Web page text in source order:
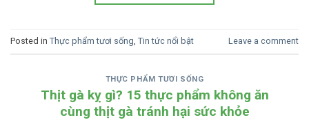
Posted in Thực phẩm tươi sống, Tin tức nổi bật Leave a comment
THỰC PHẨM TƯƠI SỐNG
Thịt gà kỵ gì? 15 thực phẩm không ăn
cùng thịt gà tránh hại sức khỏe